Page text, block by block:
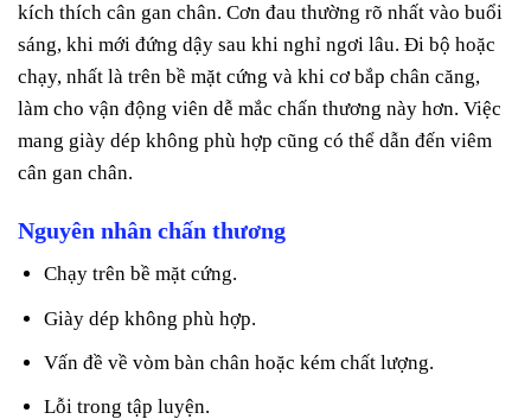
kích thích cân gan chân. Cơn đau thường rõ nhất vào buổi
sáng, khi mới đứng dậy sau khi nghỉ ngơi lâu. Đi bộ hoặc
chạy, nhất là trên bề mặt cứng và khi cơ bắp chân căng,
làm cho vận động viên dễ mắc chấn thương này hơn. Việc
mang giày dép không phù hợp cũng có thể dẫn đến viêm
cân gan chân.
Nguyên nhân chấn thương
Chạy trên bề mặt cứng.
Giày dép không phù hợp.
Vấn đề về vòm bàn chân hoặc kém chất lượng.
Lỗi trong tập luyện.